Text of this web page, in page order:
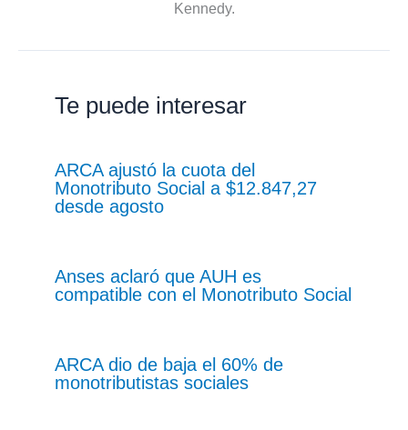
Kennedy.
Te puede interesar
ARCA ajustó la cuota del
Monotributo Social a $12.847,27
desde agosto
Anses aclaró que AUH es
compatible con el Monotributo Social
ARCA dio de baja el 60% de
monotributistas sociales